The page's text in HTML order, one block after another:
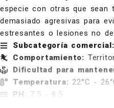
especie con otras que sean
demasiado agresivas para
estresantes o lesiones no
Subcategoría
Comportamiento:
Dificultad para
Temperatura: 22°C -
PH: 7.5 - 8.5